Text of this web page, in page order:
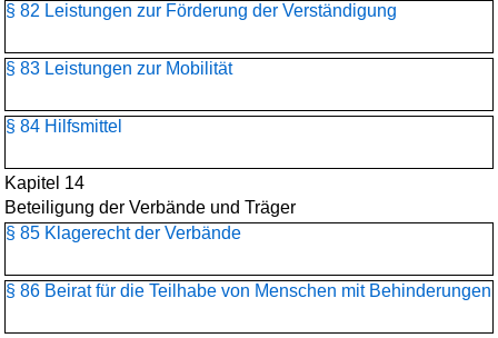
§ 82 Leistungen zur Förderung der Verständigung
§ 83 Leistungen zur Mobilität
§ 84 Hilfsmittel
Kapitel 14
Beteiligung der Verbände und Träger
§ 85 Klagerecht der Verbände
§ 86 Beirat für die Teilhabe von Menschen mit Behinderungen